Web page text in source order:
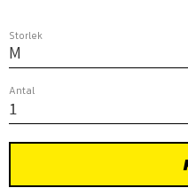
Storlek
Antal